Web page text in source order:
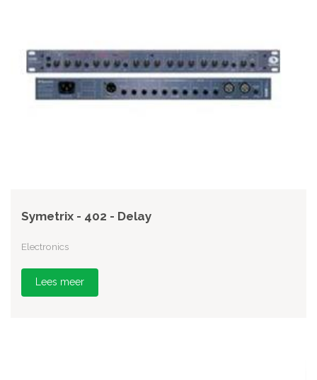
Symetrix - 402 - Delay
Electronics
Lees meer